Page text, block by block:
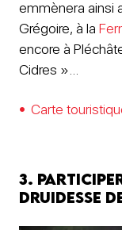
emmènera ainsi
Grégoire, à la
encore à
Cidres »…
Carte
3.
Druidesse